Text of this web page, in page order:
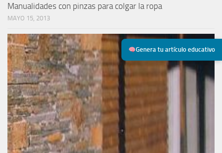
Genera tu artículo educativo
Manualidades con pinzas para colgar la ropa
MAYO 15, 2013